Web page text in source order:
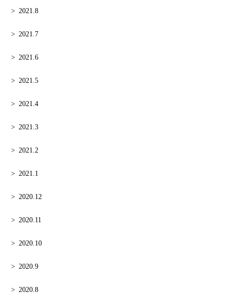
2021.8
2021.7
2021.6
2021.5
2021.4
2021.3
2021.2
2021.1
2020.12
2020.11
2020.10
2020.9
2020.8